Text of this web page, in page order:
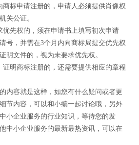
标申请注册的，申请人必须提供肖像权
关公证。
先权的，须在申请书上填写初次申请
号，并需在3个月内向商标局提交优先权
明文件的，视为未要求优先权。
明商标注册的，还需要提供相应的章程
容就是这样，如您有什么疑问或者更
节内容，可以和小编一起讨论哦，另外
小企业服务的行业知识，等待您的发
中小企业服务的最新最热资讯，可以在